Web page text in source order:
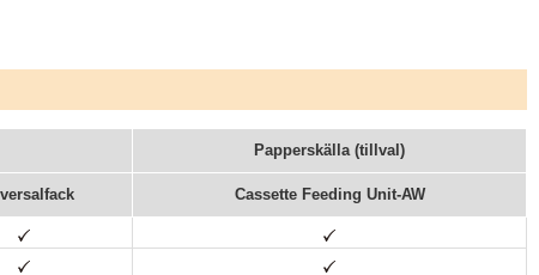
Papperskälla (tillval)
Cassette Feeding Unit-AW